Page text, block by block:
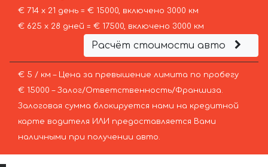
€ 714 х 21 день = € 15000, включено 3000 км
€ 625 х 28 дней = € 17500, включено 3000 км
Расчёт стоимости авто
€ 5 / км – Цена за превышение лимита по пробегу
€ 15000 – Залог/Ответственность/Франшиза.
Залоговая сумма блокируется нами на кредитной
карте водителя ИЛИ предоставляется Вами
наличными при получении авто.